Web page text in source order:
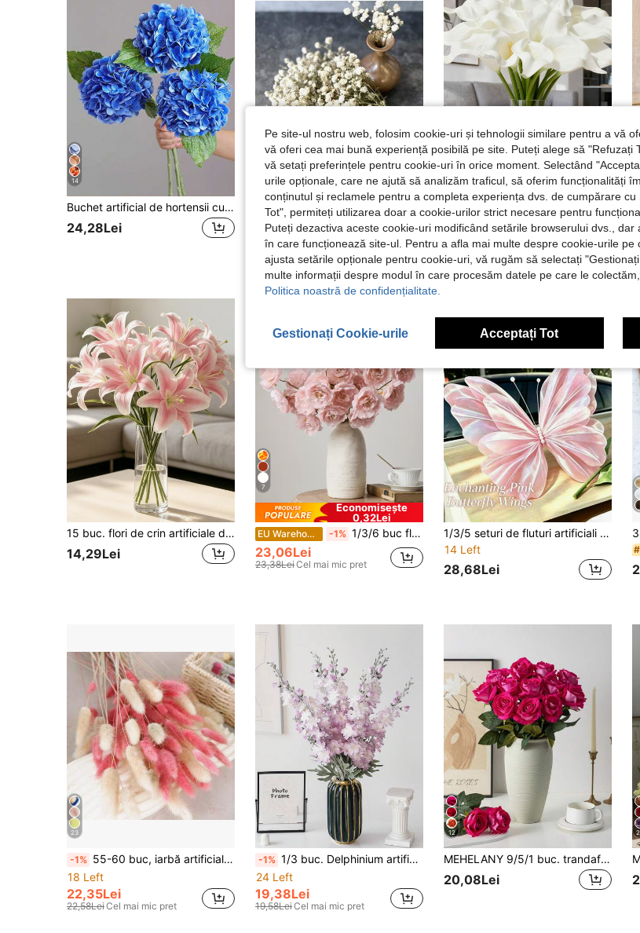
14
Buchet artificial de hortensii cu 18/9 tulpini - hortensii realiste din mătase, perfect pentru buchete de nuntă DIY, decor pentru domnișoare de onoare, decor pentru casă și birou, idei de cadou pentru Ziua Mamei, zi de naștere, Ziua Îndrăgostiților, amenajare cameră, decor primăvăratic, casă estetică
24,28Lei
31 Left
21,08Lei
11
EU Warehouse Flori artificiale alb, roșu, bej, albastru, roz, portocaliu, galben, verde, negru, flori artificiale de crin Calla din mătase 13.4" pentru Ziua Mamei, Paște, bucătărie de acasă și nuntă, potrivite pentru nuntă, recuzită pentru fundalul miresei, buchet, corsaj, floare de mână, arc, cadou, centru de masă pentru restaurant, umplutură pentru buchet, Ziua Recunoștinței, întoarcerea la școală, Ziua Îndrăgostiților, Ziua Profesorului, buchet de flori artificiale, accesorii pentru cameră, dormitor, grădină, flori proaspete pentru acasă, nuntă, grădină, decor pentru nuntă, aniversare, dormitor, accesorii pentru dormitor, flori proaspete, cadou de aniversare, cadou, accesorii pentru nuntă de acasă
#1 Cele mai vândute în Decorațiuni artificiale în stil portocaliu Deco
15,58Lei
7
15 buc. flori de crin artificiale din mătase, culori mixte, crini falsi, potriviți pentru decor de nuntă, decor de acasă, decor de cameră, decor de masă, vază, living, masa de dining, dormitor, comoda TV, pentru îmbunătățirea atmosferei casei, decor de petrecere, recuzite foto, fără întreținere
14,29Lei
7
Economisește
0,32Lei
EU Warehouse -1% 1/3/6 buc flori artificiale de bujor din mătase cu tulpini lungi, potrivite pentru nuntă, decor de sărbătoare, aranjament floral DIY, decor de casă pentru sufragerie, dormitor, sufragerie, cadou de ziua de naștere, ceremonie de absolvire, rechizite pentru întoarcerea la școală
23,06Lei
23,38LeiCel mai mic pret
1/3/5 seturi de fluturi artificiali 3D eleganți, mari, recuzită pentru fotografie, decor pentru nuntă, potriviți pentru nuntă, spații exterioare, dormitor, atmosferă de sărbătoare, decor pentru casă și exterior
14 Left
28,68Lei
23
-1% 55-60 buc, iarbă artificială cu coadă de iepuraș roșie de 43 cm, tulpini de iarbă artificială cu coadă de iepuraș, potrivite pentru aranjamente florale în stil boho, meșteșuguri DIY, decorațiuni de bucătărie și nuntă, Crăciun, Ziua Recunoștinței, decorațiuni pentru coroane
18 Left
22,35Lei
22,58LeiCel mai mic pret
-1% 1/3 buc. Delphinium artificial, flori de Delphinium din mătase de 33 inch, flori artificiale cu tulpină lungă, potrivite pentru casă, birou, grădină, nuntă, decor de masă în vază, Ziua Îndrăgostiților, cadou, aniversare, absolvire, întoarcere la școală, decor de cameră, rechizite școlare
24 Left
19,38Lei
19,58LeiCel mai mic pret
12
MEHELANY 9/5/1 buc. trandafiri artificiali roz închis, buchet de mireasă artificial cu textură de catifea falsă, decor pentru casă, nuntă și petrecere, decor pentru cameră, accesorii pentru decorarea cu flori artificiale, nuntă în aer liber, petrecere de zi de naștere, decor pentru centrul mesei, decor interior și exterior, decor pentru aranjament floral în vază
20,08Lei
Pe site-ul nostru web, folosim cookie-uri și tehnologii similare pentru a vă
vă oferi cea mai bună experiență posibilă pe site. Puteți alege să "Refuzați
vă setați preferințele pentru cookie-uri în orice moment. Selectând
urile opționale, care ne ajută să analizăm traficul, să oferim funcționalități
conținutul și reclamele pentru a completa experiența dvs. de cumpărare cu
Tot", permiteți utilizarea doar a cookie-urilor strict necesare pentru
Puteți dezactiva aceste cookie-uri modificând setările browserului dvs.,
în care funcționează site-ul. Pentru a afla mai multe despre cookie-urile pe
ajusta setările opționale pentru cookie-uri, vă rugăm să selectați
multe informații despre modul în care procesăm datele pe care le colectăm,
Politica noastră de confidențialitate.
Gestionați Cookie-urile Acceptați Tot